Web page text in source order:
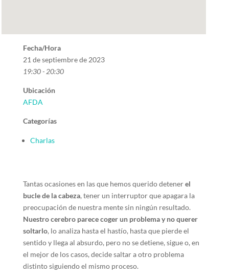
Fecha/Hora
21 de septiembre de 2023
19:30 - 20:30
Ubicación
AFDA
Categorías
Charlas
Tantas ocasiones en las que hemos querido detenerel
bucle de la cabeza, tener un interruptor que apagara la
preocupación de nuestra mente sin ningún resultado.
Nuestro cerebro parece coger un problema y no querer
soltarlo, lo analiza hasta el hastío, hasta que pierde el
sentido y llega al absurdo, pero no se detiene, sigue o, en
el mejor de los casos, decide saltar a otro problema
distinto siguiendo el mismo proceso.